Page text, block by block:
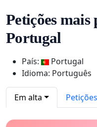
Petições mais
Portugal
País:
Portugal
Idioma: Português
Em alta